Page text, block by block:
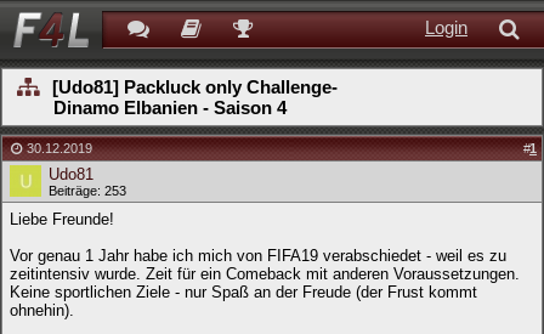
Login
[Udo81] Packluck only Challenge-
Dinamo Elbanien - Saison 4
30.12.2019 #1
Udo81
Beiträge: 253
Liebe Freunde!
Vor genau 1 Jahr habe ich mich von FIFA19 verabschiedet - weil es zu
zeitintensiv wurde. Zeit für ein Comeback mit anderen Voraussetzungen.
Keine sportlichen Ziele - nur Spaß an der Freude (der Frust kommt
ohnehin).